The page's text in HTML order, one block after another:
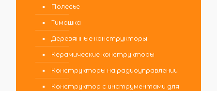
Полесье
Тимошка
Деревянные конструкторы
Керамические конструкторы
Конструкторы на радиоуправлении
Конструктор с инструментами для